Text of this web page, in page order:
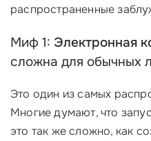
распространенные
Миф 1: Электронная
сложна для обычных
Это один из самых
Многие думают, что
это так же сложно, как